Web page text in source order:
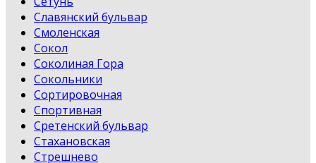
Славянский бульвар
Смоленская
Сокол
Соколиная Гора
Сокольники
Сортировочная
Спортивная
Сретенский бульвар
Стахановская
Стрешнево